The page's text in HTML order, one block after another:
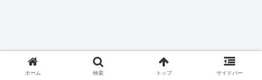
ホーム 検索 トップ サイドバー